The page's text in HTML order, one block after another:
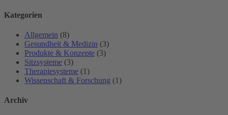
Kategorien
Allgemein (8)
Gesundheit & Medizin (3)
Produkte & Konzepte (3)
Sitzsysteme (3)
Therapiesysteme (1)
Wissenschaft & Forschung (1)
Archiv